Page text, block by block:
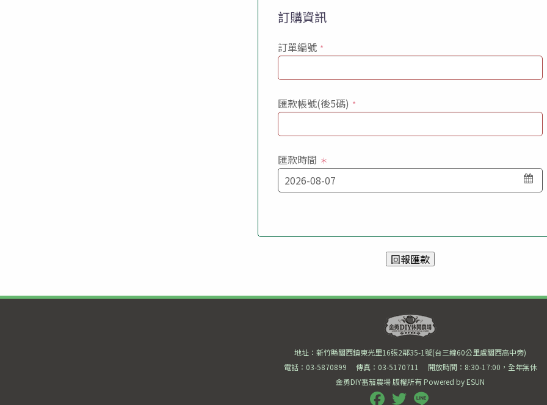
訂購資訊
訂單編號 *
匯款帳號(後5碼) *
匯款時間 ＊
回報匯款
場
地址：新竹縣關西鎮東光里16張2鄰35-1號(台三線60公里處關西高中旁)
電話： 03-5870899 傳真： 03-5170711 開放時間： 8:30-17:00，全年無休
金勇DIY番茄農場 版權所有 Powered by ESUN
FacebookTwitter